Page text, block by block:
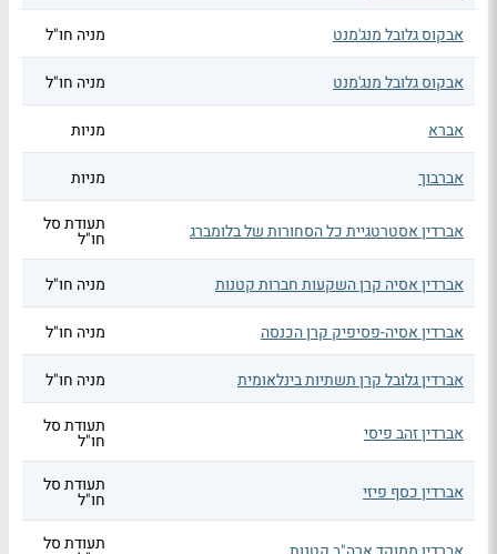
אבקוס גלובל מנג'מנט מניה חו"ל
אבקוס גלובל מנג'מנט מניה חו"ל
אברא מניות
אברבוך מניות
אברדין אסטרטגיית כל הסחורות של בלומברג תעודת סל
חו"ל
אברדין אסיה קרן השקעות חברות קטנות
מניה חו"ל
אברדין אסיה-פסיפיק קרן הכנסה מניה חו"ל
אברדין גלובל קרן תשתיות בינלאומית מניה חו"ל
אברדין זהב פיסי תעודת סל
חו"ל
אברדין כסף פיזי תעודת סל
חו"ל
תעודת סל